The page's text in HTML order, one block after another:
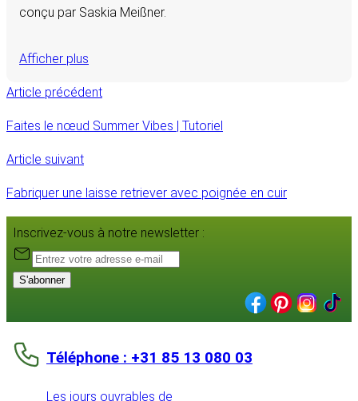
conçu par Saskia Meißner.
Afficher plus
Article précédent
Faites le nœud Summer Vibes | Tutoriel
Article suivant
Fabriquer une laisse retriever avec poignée en cuir
Inscrivez-vous à notre newsletter :
S'abonner
Téléphone : +31 85 13 080 03
Les jours ouvrables de